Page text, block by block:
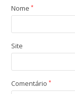
Nome*
Site
Comentário*